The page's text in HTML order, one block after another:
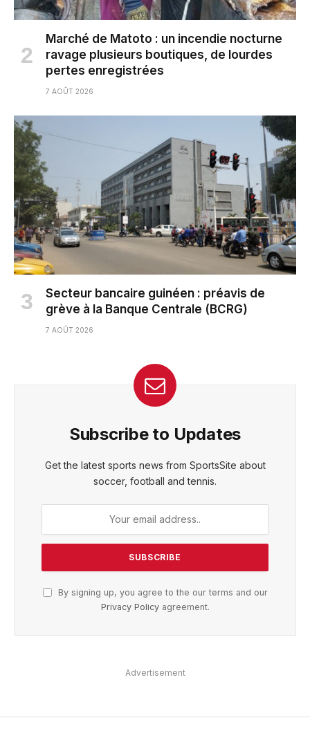
Marché de Matoto : un incendie nocturne
ravage plusieurs boutiques, de lourdes
pertes enregistrées
7 AOÛT 2026
Secteur bancaire guinéen : préavis de
grève à la Banque Centrale (BCRG)
7 AOÛT 2026
Subscribe to Updates
Get the latest sports news from SportsSite about
soccer, football and tennis.
By signing up, you agree to the our terms and our
Privacy Policyagreement.
Advertisement